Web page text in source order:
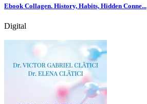
Ebook Collagen. History, Habits, Hidden Conne...
Digital